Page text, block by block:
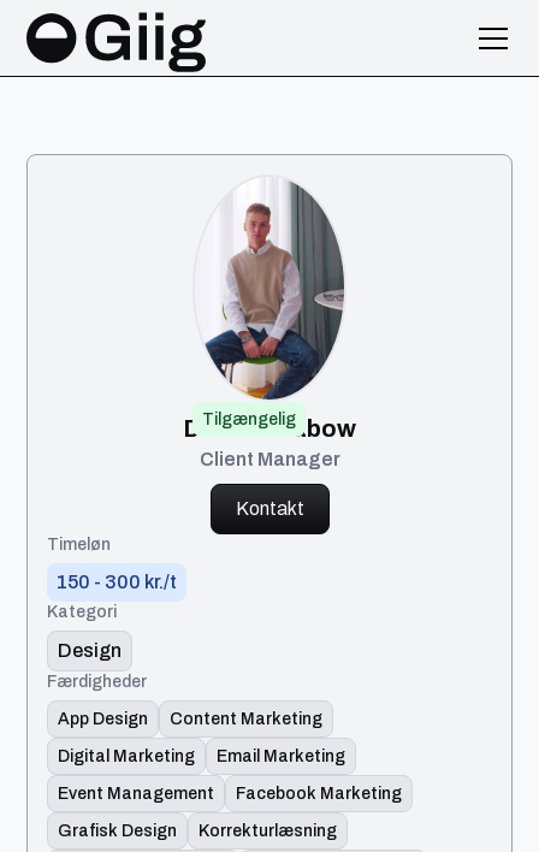
Tilgængelig
Daniel Grabow
Client Manager
Kontakt
Timeløn
150 - 300 kr./t
Kategori
Design
Færdigheder
App Design
Content Marketing
Digital Marketing
Email Marketing
Event Management
Facebook Marketing
Grafisk Design
Korrekturlæsning